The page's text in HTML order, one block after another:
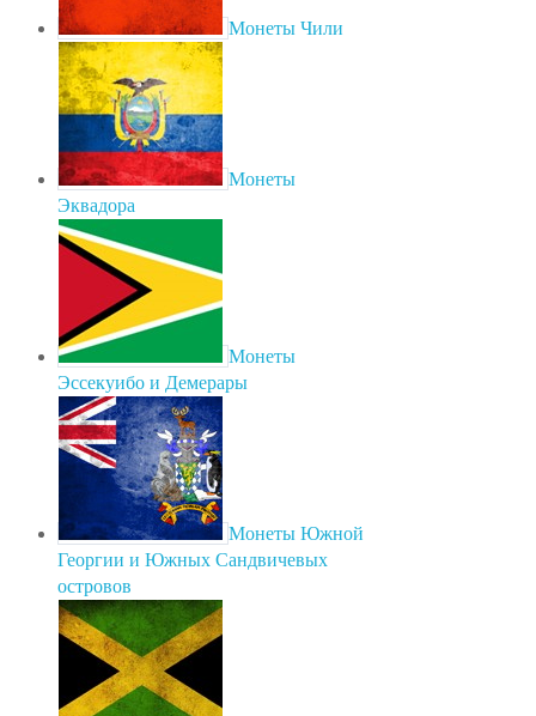
Монеты Чили
Монеты
Эквадора
Монеты
Эссекуибо и Демерары
Монеты Южной
Георгии и Южных Сандвичевых
островов